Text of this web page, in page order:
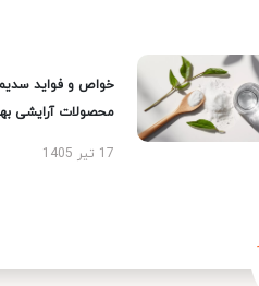
خواص و فواید سدیم
محصولات آرایشی
17 تیر 1405